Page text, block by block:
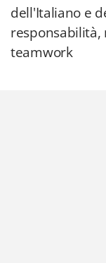
dell'Italiano e
responsabilità,
teamwork